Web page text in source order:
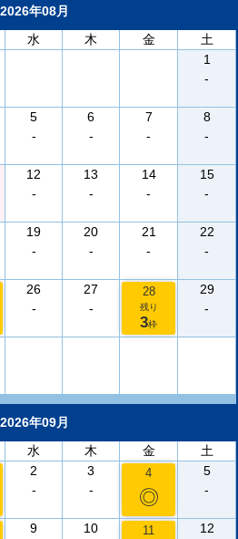
2026年08月
水 木 金
土
1
-
5
-
6
-
7
-
8
-
12
-
13
-
14
-
15
-
19
-
20
-
21
-
22
-
26
-
27
-
28
残り
3枠
29
-
2026年09月
水 木 金 土
2
-
3
-
4
◎
5
-
9
10
11
12